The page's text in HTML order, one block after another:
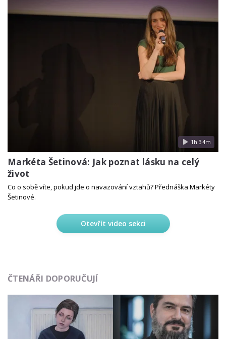
1h 34m
Markéta Šetinová: Jak poznat lásku na celý
život
Co o sobě víte, pokud jde o navazování vztahů? Přednáška Markéty
Šetinové.
Otevřít video sekci
ČTENÁŘI DOPORUČUJÍ